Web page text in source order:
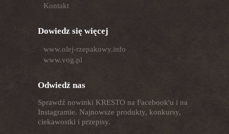
Kontakt
Dowiedz się więcej
www.olej-rzepakowy.info
www.vog.pl
Odwiedź nas
Sprawdź nowinki KRESTO na Facebook'u i na
Instagramie. Najnowsze produkty, konkursy,
ciekawostki i przepisy.